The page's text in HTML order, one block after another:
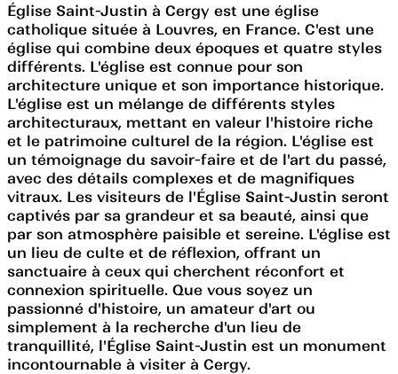
Église Saint-Justin à Cergy est une église
catholique située à Louvres, en France. C'est une
église qui combine deux époques et quatre styles
différents. L'église est connue pour son
architecture unique et son importance historique.
L'église est un mélange de différents styles
architecturaux, mettant en valeur l'histoire riche
et le patrimoine culturel de la région. L'église est
un témoignage du savoir-faire et de l'art du passé,
avec des détails complexes et de magnifiques
vitraux. Les visiteurs de l'Église Saint-Justin seront
captivés par sa grandeur et sa beauté, ainsi que
par son atmosphère paisible et sereine. L'église est
un lieu de culte et de réflexion, offrant un
sanctuaire à ceux qui cherchent réconfort et
connexion spirituelle. Que vous soyez un
passionné d'histoire, un amateur d'art ou
simplement à la recherche d'un lieu de
tranquillité, l'Église Saint-Justin est un monument
incontournable à visiter à Cergy.